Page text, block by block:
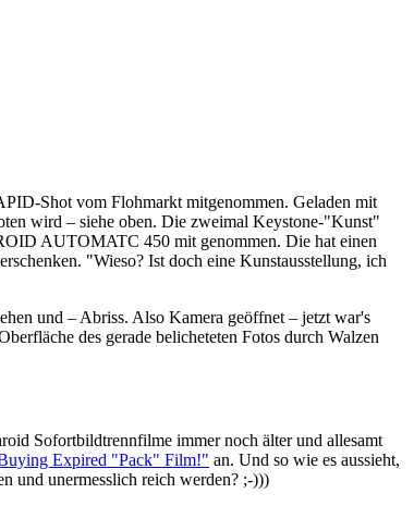
Shot vom Flohmarkt mitgenommen. Geladen mit
wird – siehe oben. Die zweimal Keystone-"Kunst"
AUTOMATC 450 mit genommen. Die hat einen
"Wieso? Ist doch eine Kunstausstellung, ich
und – Abriss. Also Kamera geöffnet – jetzt war's
des gerade belicheteten Fotos durch Walzen
Sofortbildtrennfilme immer noch älter und allesamt
Expired "Pack" Film!" an. Und so wie es aussieht,
und unermesslich reich werden? ;-)))